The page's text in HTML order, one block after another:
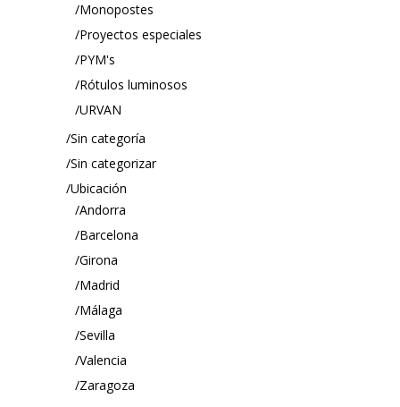
Monopostes
Proyectos especiales
PYM's
Rótulos luminosos
URVAN
Sin categoría
Sin categorizar
Ubicación
Andorra
Barcelona
Girona
Madrid
Málaga
Sevilla
Valencia
Zaragoza